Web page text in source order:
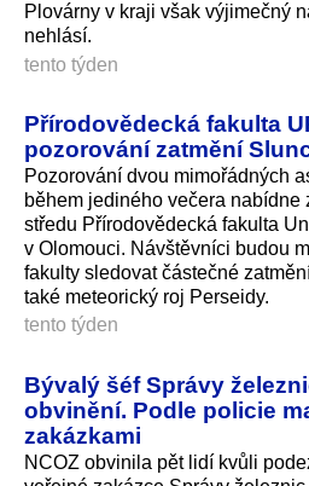
Plovárny v kraji však výjimečný
nehlásí.
tento týden
Přírodovědecká fakulta
pozorování zatmění
Pozorování dvou mimořádných
během jediného večera nabídne
středu Přírodovědecká fakulta
v Olomouci. Návštěvníci budou
fakulty sledovat částečné
také meteorický roj Perseidy.
tento týden
Bývalý šéf Správy
obvinění. Podle policie
zakázkami
NCOZ obvinila pět lidí kvůli